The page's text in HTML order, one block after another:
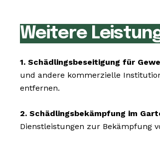
Weitere
1. Schädlingsbeseitigung für
und andere kommerzielle
entfernen.
2. Schädlingsbekämpfung im
Dienstleistungen zur Bekämpfung